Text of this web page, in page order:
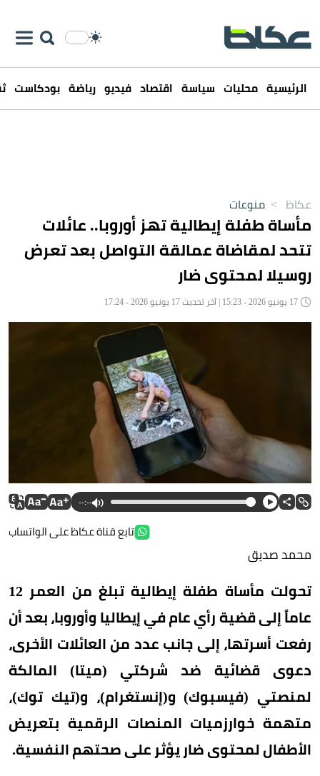
الرئيسية محليات سياسة اقتصاد فيديو رياضة بودكاست
عكاظ > منوعات
مأساة طفلة إيطالية تهز أوروبا.. عائلات
تتحد لمقاضاة عمالقة التواصل بعد تعرض
روسيلا لمحتوى ضار
--:--
تابع قناة عكاظ على الواتساب
محمد صديق
تحولت مأساة طفلة إيطالية تبلغ من العمر 12
عاماً إلى قضية رأي عام في إيطاليا وأوروبا، بعد أن
رفعت أسرتها، إلى جانب عدد من العائلات الأخرى،
دعوى قضائية ضد شركتي (ميتا) المالكة
لمنصتي (فيسبوك) و(إنستغرام)، و(تيك توك)،
متهمة خوارزميات المنصات الرقمية بتعريض
الأطفال لمحتوى ضار يؤثر على صحتهم النفسية.